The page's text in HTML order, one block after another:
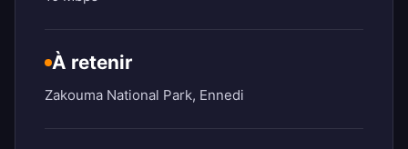
À retenir
Zakouma National Park, Ennedi